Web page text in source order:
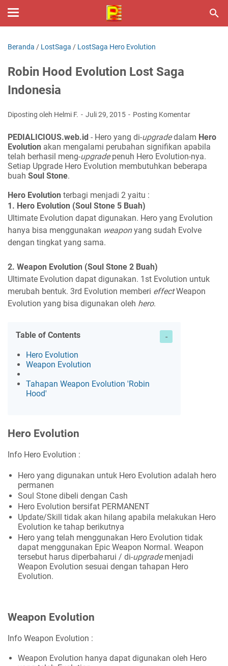
Beranda / LostSaga / LostSaga Hero Evolution
Robin Hood Evolution Lost Saga
Indonesia
Diposting oleh Helmi F. Juli 29, 2015 Posting Komentar
PEDIALICIOUS.web.id - Hero yang di-upgradedalam Hero
Evolution akan mengalami perubahan signifikan apabila
telah berhasil meng-upgradepenuh Hero Evolution-nya.
Setiap Upgrade Hero Evolution membutuhkan beberapa
buah Soul Stone.
Hero Evolution terbagi menjadi 2 yaitu :
1. Hero Evolution (Soul Stone 5 Buah)
Ultimate Evolution dapat digunakan. Hero yang Evolution
hanya bisa menggunakan weaponyang sudah Evolve
dengan tingkat yang sama.
2. Weapon Evolution (Soul Stone 2 Buah)
Ultimate Evolution dapat digunakan. 1st Evolution untuk
merubah bentuk. 3rd Evolution memberi effectWeapon
Evolution yang bisa digunakan oleh hero.
Table of Contents
Hero Evolution
Weapon Evolution
Tahapan Weapon Evolution 'Robin
Hood'
Hero Evolution
Info Hero Evolution :
Hero yang digunakan untuk Hero Evolution adalah hero
permanen
Soul Stone dibeli dengan Cash
Hero Evolution bersifat PERMANENT
Update/Skill tidak akan hilang apabila melakukan Hero
Evolution ke tahap berikutnya
Hero yang telah menggunakan Hero Evolution tidak
dapat menggunakan Epic Weapon Normal. Weapon
tersebut harus diperbaharui / di-upgrademenjadi
Weapon Evolution sesuai dengan tahapan Hero
Evolution.
Weapon Evolution
Info Weapon Evolution :
Weapon Evolution hanya dapat digunakan oleh Hero